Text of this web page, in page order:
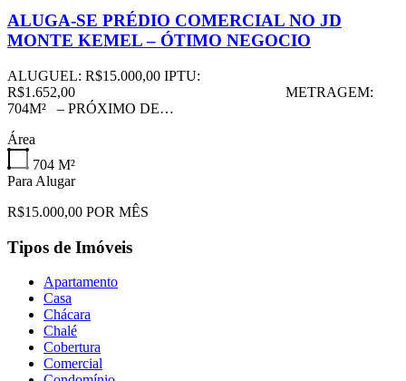
ALUGA-SE PRÉDIO COMERCIAL NO JD
MONTE KEMEL – ÓTIMO NEGOCIO
ALUGUEL: R$15.000,00 IPTU:
R$1.652,00 METRAGEM:
704M² – PRÓXIMO DE…
Área
704 M²
Para Alugar
R$15.000,00 POR MÊS
Tipos de Imóveis
Apartamento
Casa
Chácara
Chalé
Cobertura
Comercial